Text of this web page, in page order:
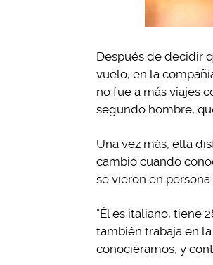
Después de decidir
vuelo, en la
no fue a más viajes
segundo hombre,
Una vez más, ella
cambió cuando
se vieron en
“Él es italiano, tiene
también trabaja en
conociéramos, y